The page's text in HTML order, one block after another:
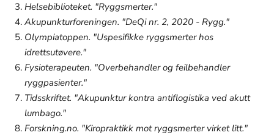
Helsebiblioteket. "Ryggsmerter."
Akupunkturforeningen. "DeQi nr. 2, 2020 - Rygg."
Olympiatoppen. "Uspesifikke ryggsmerter hos
idrettsutøvere."
Fysioterapeuten. "Overbehandler og feilbehandler
ryggpasienter."
Tidsskriftet. "Akupunktur kontra antiflogistika ved akutt
lumbago."
Forskning.no. "Kiropraktikk mot ryggsmerter virket litt."